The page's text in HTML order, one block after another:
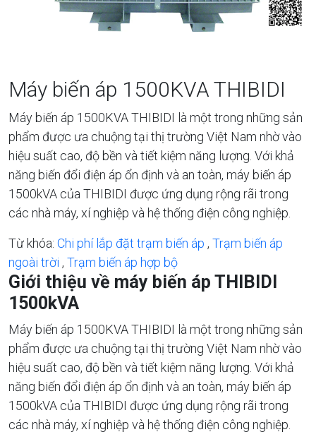
Máy biến áp 1500KVA THIBIDI
Máy biến áp 1500KVA THIBIDI là một trong những sản
phẩm được ưa chuộng tại thị trường Việt Nam nhờ vào
hiệu suất cao, độ bền và tiết kiệm năng lượng. Với khả
năng biến đổi điện áp ổn định và an toàn, máy biến áp
1500kVA của THIBIDI được ứng dụng rộng rãi trong
các nhà máy, xí nghiệp và hệ thống điện công nghiệp.
Từ khóa: Chi phí lắp đặt trạm biến áp , Trạm biến áp
ngoài trời , Trạm biến áp hợp bộ
Giới thiệu về máy biến áp THIBIDI
1500kVA
Máy biến áp 1500KVA THIBIDI là một trong những sản
phẩm được ưa chuộng tại thị trường Việt Nam nhờ vào
hiệu suất cao, độ bền và tiết kiệm năng lượng. Với khả
năng biến đổi điện áp ổn định và an toàn, máy biến áp
1500kVA của THIBIDI được ứng dụng rộng rãi trong
các nhà máy, xí nghiệp và hệ thống điện công nghiệp.